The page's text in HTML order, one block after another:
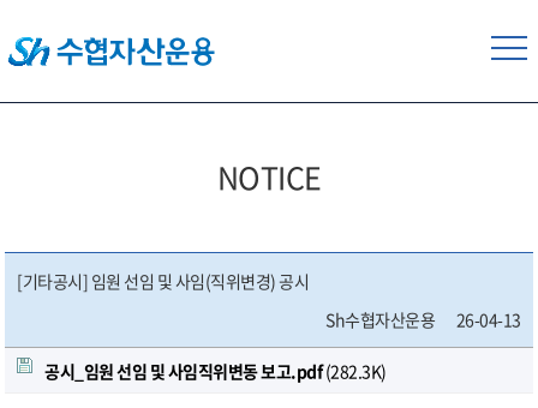
NOTICE
[기타공시] 임원 선임 및 사임(직위변경) 공시
Sh수협자산운용
26-04-13
공시_임원 선임 및 사임직위변동 보고.pdf(282.3K)